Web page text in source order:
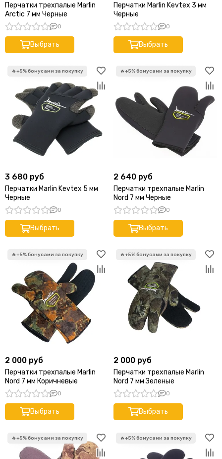
Перчатки трехпалые Marlin
Arctic 7 мм Черные
0
Выбрать
Перчатки Marlin Kevtex 3 мм
Черные
0
Выбрать
3 680 руб
Перчатки Marlin Kevtex 5 мм
Черные
0
Выбрать
2 640 руб
Перчатки трехпалые Marlin
Nord 7 мм Черные
0
Выбрать
2 000 руб
Перчатки трехпалые Marlin
Nord 7 мм Коричневые
0
Выбрать
2 000 руб
Перчатки трехпалые Marlin
Nord 7 мм Зеленые
0
Выбрать